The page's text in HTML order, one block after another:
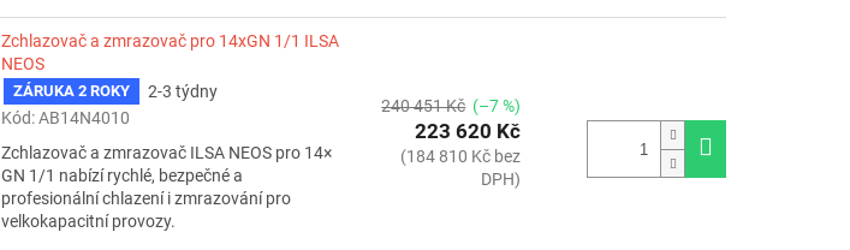
Zchlazovač a zmrazovač pro 14xGN 1/1 ILSA
NEOS
ZÁRUKA 2 ROKY
2-3 týdny
Kód:AB14N4010
Zchlazovač a zmrazovač ILSA NEOS pro 14×
GN 1/1 nabízí rychlé, bezpečné a
profesionální chlazení i zmrazování pro
velkokapacitní provozy.
240 451 Kč (–7 %)
223 620 Kč
(184 810 Kč bez
DPH)